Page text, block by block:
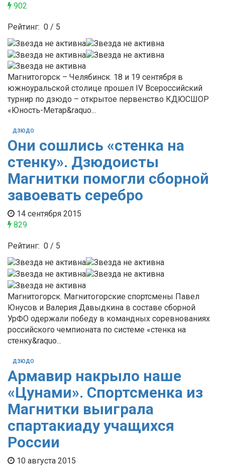
902
Рейтинг: 0 / 5
Магнитогорск – Челябинск. 18 и 19 сентября в
южноуральской столице прошел IV Всероссийский
турнир по дзюдо – открытое первенство КДЮСШОР
«Юность-Метар&raquo...
ДЗЮДО
Они сошлись «стенка на
стенку». Дзюдоисты
Магнитки помогли сборной
завоевать серебро
14 сентября 2015
829
Рейтинг: 0 / 5
Магнитогорск. Магнитогорские спортсмены Павел
Юнусов и Валерия Давыдкина в составе сборной
УрФО одержали победу в командных соревнованиях
российского чемпионата по системе «стенка на
стенку&raquo...
ДЗЮДО
Армавир накрыло наше
«Цунами». Спортсменка из
Магнитки выиграла
спартакиаду учащихся
России
10 августа 2015